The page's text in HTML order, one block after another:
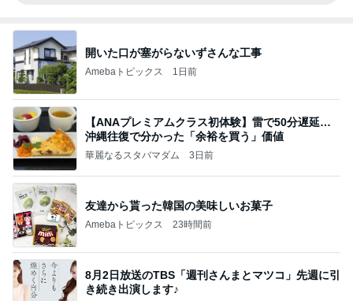
開いた口が塞がらないずさんな工事
Amebaトピックス 1日前
【ANAプレミアムクラス初体験】雷で50分遅延…
沖縄往復で分かった「余裕を買う」価値
華麗なるスタバマダム 3日前
友達から貰った韓国の美味しいお菓子
Amebaトピックス 23時間前
8月2日放送のTBS「週刊さんまとマツコ」先週に引
き続き出演します♪